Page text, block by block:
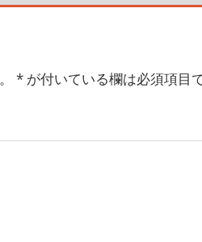
*が付いている欄は必須項目